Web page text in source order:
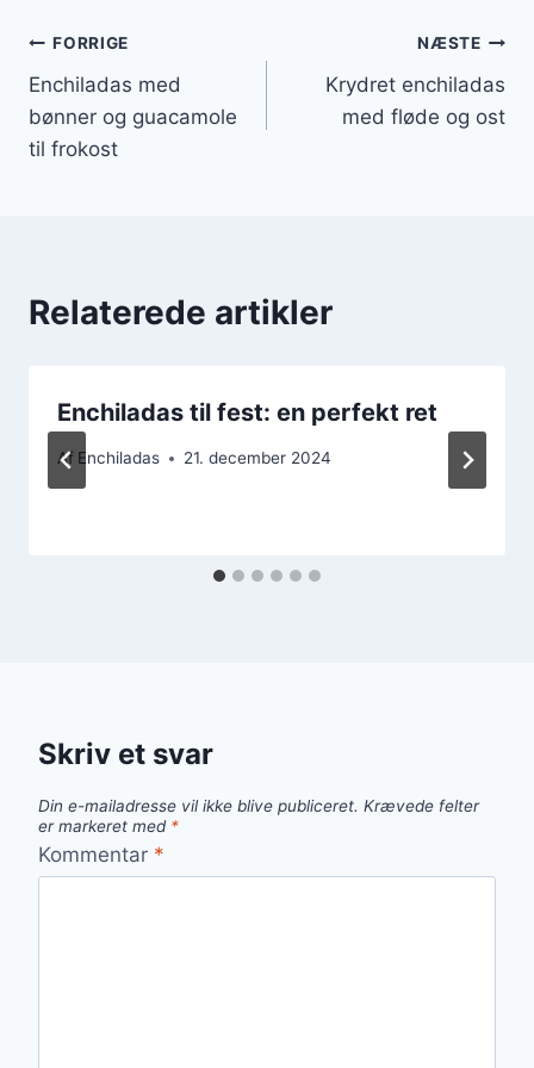
Indlægsnavigation
FORRIGE
Enchiladas med
bønner og guacamole
til frokost
NÆSTE
Krydret enchiladas
med fløde og ost
Relaterede artikler
Enchiladas til fest: en perfekt ret
Af Enchiladas 21. december 2024
Skriv et svar
Din e-mailadresse vil ikke blive publiceret. Krævede felter
er markeret med *
Kommentar *